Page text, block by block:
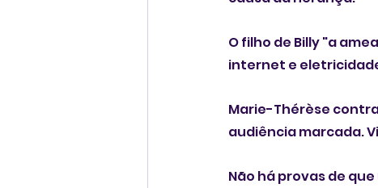
O filho de Billy "a
internet e
Marie-Thérèse
audiência marcada.
Não há provas de